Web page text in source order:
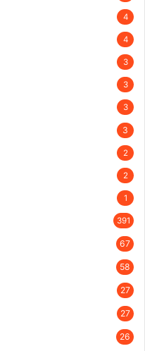
4
4
3
3
3
3
2
2
1
391
67
58
27
27
26